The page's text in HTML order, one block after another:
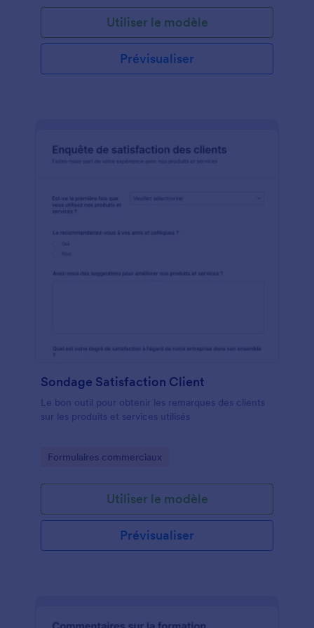
Utiliser le modèle
Prévisualiser
Sondage Satisfaction Client
Le bon outil pour obtenir les remarques des clients
sur les produits et services utilisés
Go to Category:
Formulaires commerciaux
Utiliser le modèle
Prévisualiser